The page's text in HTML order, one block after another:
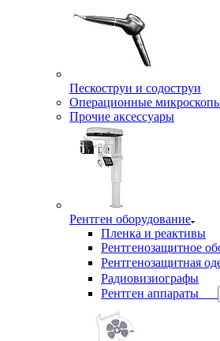
Пескоструи и содоструи
Операционные
Прочие аксессуары
Рентген оборудование
Пленка и реактивы
Рентгенозащитное
Рентгенозащитная
Радиовизиографы
Рентген аппараты